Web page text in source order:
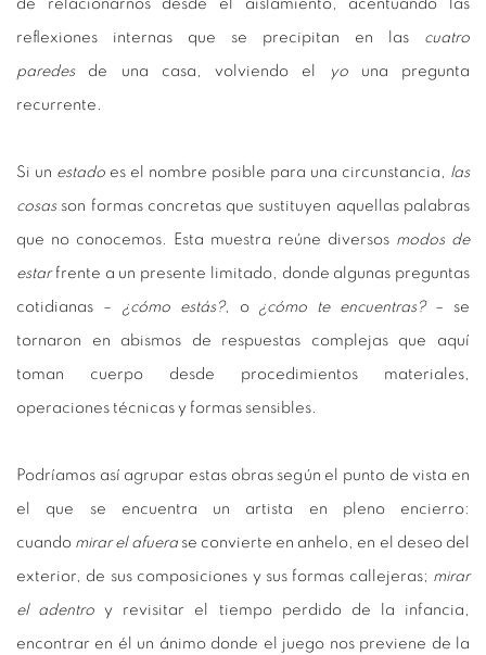
de relacionarnos desde el aislamiento, acentuando las
reflexiones internas que se precipitan en las cuatro
paredesde una casa, volviendo el youna pregunta
recurrente.
Si un estado es el nombre posible para una circunstancia, las
cosasson formas concretas que sustituyen aquellas palabras
que no conocemos. Esta muestra reúne diversos modos de
estarfrente a un presente limitado, donde algunas preguntas
cotidianas – ¿cómo estás?, o ¿cómo te encuentras?– se
tornaron en abismos de respuestas complejas que aquí
toman cuerpo desde procedimientos materiales,
operaciones técnicas y formas sensibles.
Podríamos así agrupar estas obras según el punto de vista en
el que se encuentra un artista en pleno encierro:
cuando mirar el afuerase convierte en anhelo, en el deseo del
exterior, de sus composiciones y sus formas callejeras; mirar
el adentro y revisitar el tiempo perdido de la infancia,
encontrar en él un ánimo donde el juego nos previene de la